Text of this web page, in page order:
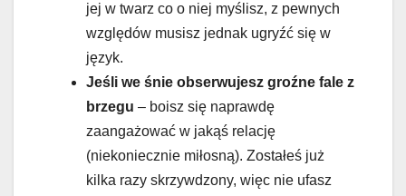
jej w twarz co o niej myślisz, z pewnych
względów musisz jednak ugryźć się w
język.
Jeśli we śnie obserwujesz groźne fale z
brzegu – boisz się naprawdę
zaangażować w jakąś relację
(niekoniecznie miłosną). Zostałeś już
kilka razy skrzywdzony, więc nie ufasz